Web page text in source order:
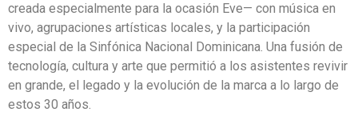
creada especialmente para la ocasión Eve— con música en
vivo, agrupaciones artísticas locales, y la participación
especial de la Sinfónica Nacional Dominicana. Una fusión de
tecnología, cultura y arte que permitió a los asistentes revivir
en grande, el legado y la evolución de la marca a lo largo de
estos 30 años.